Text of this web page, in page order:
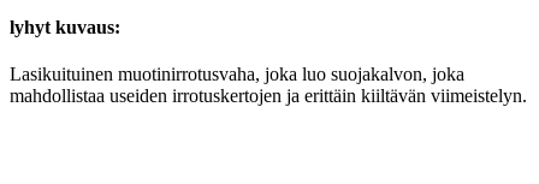
lyhyt kuvaus:
Lasikuituinen muotinirrotusvaha, joka luo suojakalvon, joka
mahdollistaa useiden irrotuskertojen ja erittäin kiiltävän viimeistelyn.